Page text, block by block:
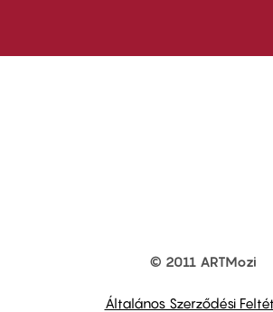
© 2011 ARTMozi
Általános Szerződési